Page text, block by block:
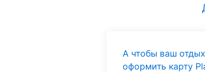
А чтобы ваш
оформить карту